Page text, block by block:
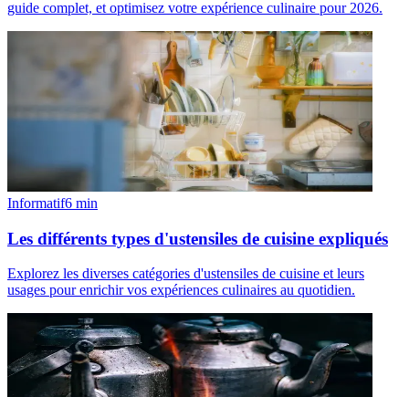
guide complet, et optimisez votre expérience culinaire pour 2026.
Informatif6 min
Les différents types d'ustensiles de cuisine expliqués
Explorez les diverses catégories d'ustensiles de cuisine et leurs
usages pour enrichir vos expériences culinaires au quotidien.